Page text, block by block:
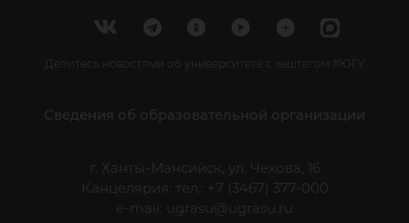
Делитесь новостями об университете с хештегом #ЮГУ
Сведения об образовательной организации
г. Ханты-Мансийск, ул. Чехова, 16
Канцелярия: тел.: +7 (3467) 377-000
e-mail:
ugrasu@ugrasu.ru